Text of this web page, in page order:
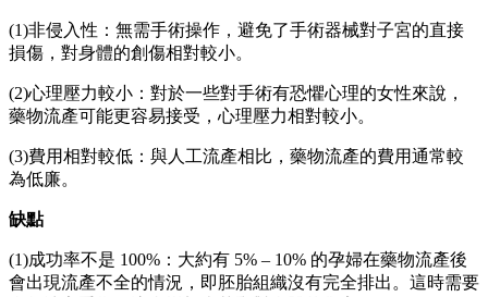
(1)非侵入性：無需手術操作，避免了手術器械對子宮的直接
損傷，對身體的創傷相對較小。
(2)心理壓力較小：對於一些對手術有恐懼心理的女性來說，
藥物流產可能更容易接受，心理壓力相對較小。
(3)費用相對較低：與人工流產相比，藥物流產的費用通常較
為低廉。
缺點
(1)成功率不是 100%：大約有 5% – 10% 的孕婦在藥物流產後
會出現流產不全的情況，即胚胎組織沒有完全排出。這時需要